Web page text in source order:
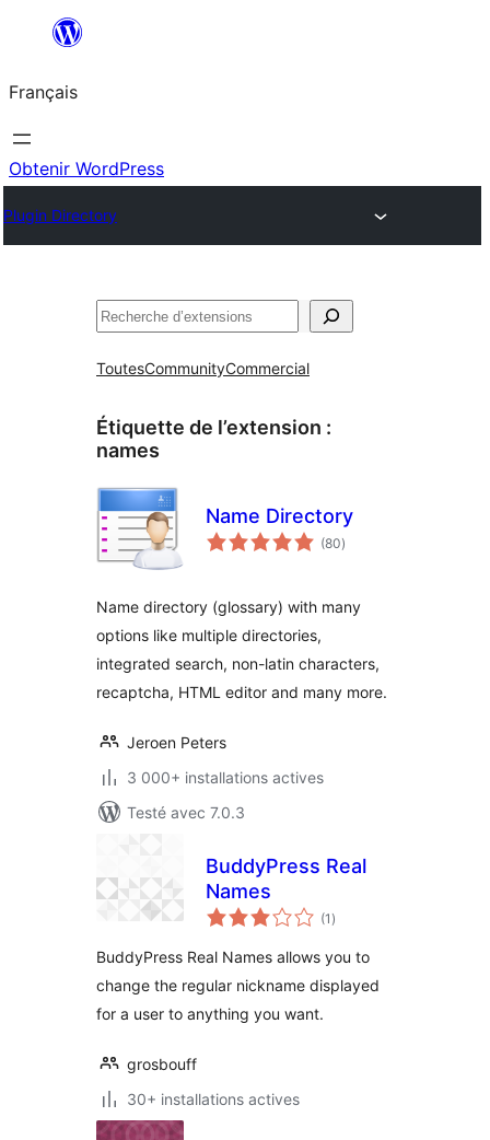
contenu
Français
Obtenir WordPress
Plugin Directory
Rechercher
ToutesCommunityCommercial
Étiquette de l’extension :
names
Name Directory
(80notes
en
)
Name directory (glossary) with many
options like multiple directories,
integrated search, non-latin characters,
recaptcha, HTML editor and many more.
Jeroen Peters
3 000+ installations actives
Testé avec 7.0.3
BuddyPress Real
Names
(1 notes
en
)
BuddyPress Real Names allows you to
change the regular nickname displayed
for a user to anything you want.
grosbouff
30+ installations actives